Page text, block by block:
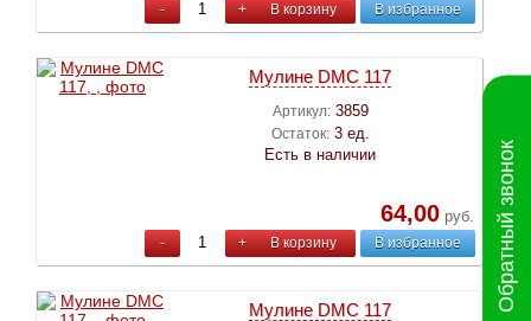
- + В корзину В избранное
Мулине DMC 117
Артикул: 3859
Остаток: 3 ед.
Есть в наличии
64,00руб.
- + В корзину В избранное
Мулине DMC 117 Обратный звонок